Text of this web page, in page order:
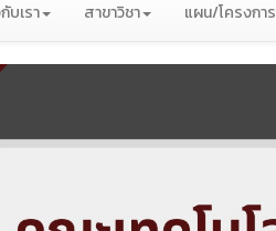
บเรา สาขาวิชา แผน/โครงการ